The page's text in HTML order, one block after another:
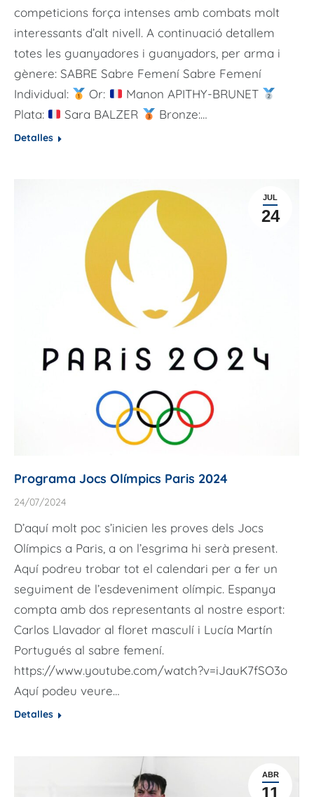
competicions força intenses amb combats molt
interessants d’alt nivell. A continuació detallem
totes les guanyadores i guanyadors, per arma i
gènere: SABRE Sabre Femení Sabre Femení
Individual:
Or:
Manon APITHY-BRUNET
Plata:
Sara BALZER Bronze:…
Detalles
JUL
24
Programa Jocs Olímpics Paris 2024
24/07/2024
D’aquí molt poc s’inicien les proves dels Jocs
Olímpics a Paris, a on l’esgrima hi serà present.
Aquí podreu trobar tot el calendari per a fer un
seguiment de l’esdeveniment olímpic. Espanya
compta amb dos representants al nostre esport:
Carlos Llavador al floret masculí i Lucía Martín
Portugués al sabre femení.
https://www.youtube.com/watch?v=iJauK7fSO3o
Aquí podeu veure…
Detalles
ABR
11